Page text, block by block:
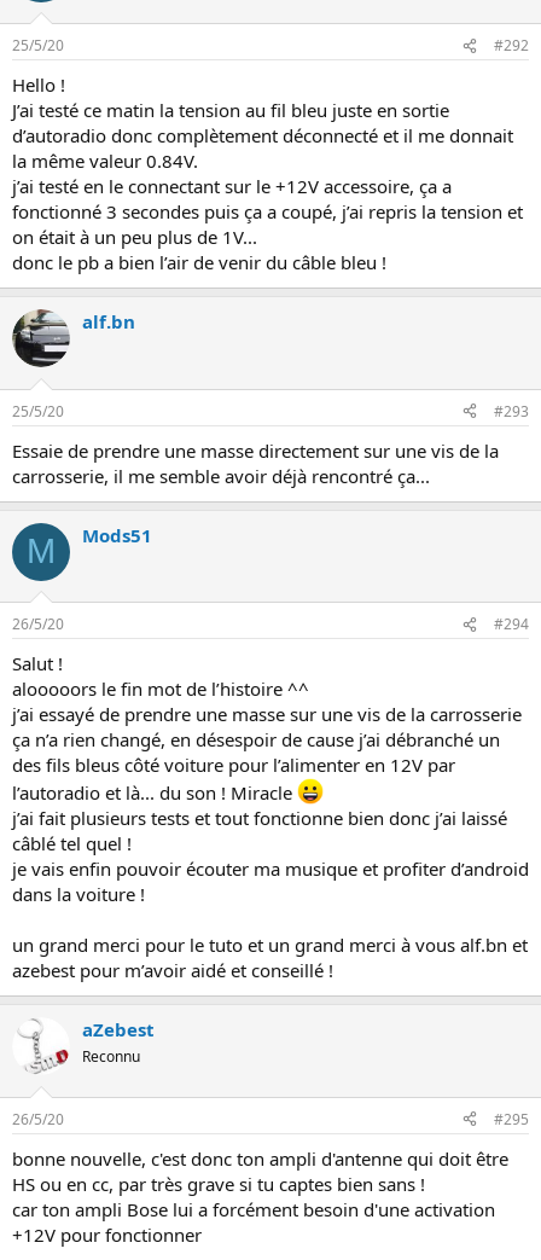
25/5/20 #292
Hello !
J’ai testé ce matin la tension au fil bleu juste en sortie
d’autoradio donc complètement déconnecté et il me donnait
la même valeur 0.84V.
j’ai testé en le connectant sur le +12V accessoire, ça a
fonctionné 3 secondes puis ça a coupé, j’ai repris la tension et
on était à un peu plus de 1V...
donc le pb a bien l’air de venir du câble bleu !
alf.bn
25/5/20 #293
Essaie de prendre une masse directement sur une vis de la
carrosserie, il me semble avoir déjà rencontré ça...
M Mods51
26/5/20 #294
Salut !
alooooors le fin mot de l’histoire ^^
j’ai essayé de prendre une masse sur une vis de la carrosserie
ça n’a rien changé, en désespoir de cause j’ai débranché un
des fils bleus côté voiture pour l’alimenter en 12V par
l’autoradio et là... du son ! Miracle
j’ai fait plusieurs tests et tout fonctionne bien donc j’ai laissé
câblé tel quel !
je vais enfin pouvoir écouter ma musique et profiter d’android
dans la voiture !
un grand merci pour le tuto et un grand merci à vous alf.bn et
azebest pour m’avoir aidé et conseillé !
aZebest
Reconnu
26/5/20 #295
bonne nouvelle, c'est donc ton ampli d'antenne qui doit être
HS ou en cc, par très grave si tu captes bien sans !
car ton ampli Bose lui a forcément besoin d'une activation
+12V pour fonctionner